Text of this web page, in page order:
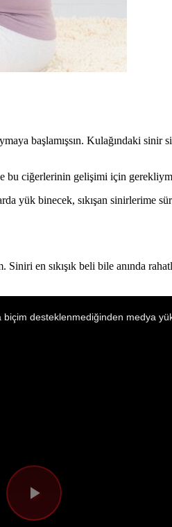
başlamışsın. Kulağındaki sinir
bu ciğerlerinin gelişimi için
yük binecek, sıkışan sinirlerime
en sıkışık beli bile anında
Videoyu
biçim desteklenmediğinden medya